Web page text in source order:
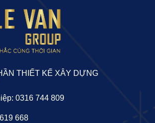
THIẾT KẾ XÂY DỰNG
0316 744 809
668